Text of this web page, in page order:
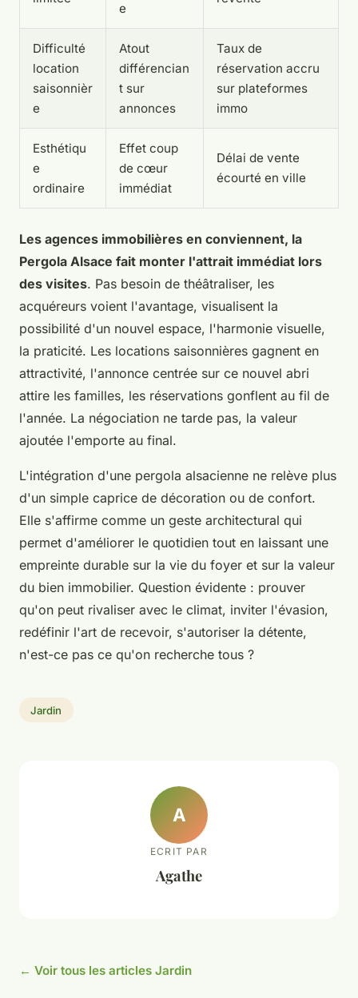
e
Difficulté
location
saisonnièr
e
Atout
différencian
t sur
annonces
Taux de
réservation accru
sur plateformes
immo
Esthétiqu
e
ordinaire
Effet coup
de cœur
immédiat
Délai de vente
écourté en ville
Les agences immobilières en conviennent, la
Pergola Alsace fait monter l'attrait immédiat lors
des visites. Pas besoin de théâtraliser, les
acquéreurs voient l'avantage, visualisent la
possibilité d'un nouvel espace, l'harmonie visuelle,
la praticité. Les locations saisonnières gagnent en
attractivité, l'annonce centrée sur ce nouvel abri
attire les familles, les réservations gonflent au fil de
l'année. La négociation ne tarde pas, la valeur
ajoutée l'emporte au final.
L'intégration d'une pergola alsacienne ne relève plus
d'un simple caprice de décoration ou de confort.
Elle s'affirme comme un geste architectural qui
permet d'améliorer le quotidien tout en laissant une
empreinte durable sur la vie du foyer et sur la valeur
du bien immobilier. Question évidente : prouver
qu'on peut rivaliser avec le climat, inviter l'évasion,
redéfinir l'art de recevoir, s'autoriser la détente,
n'est-ce pas ce qu'on recherche tous ?
Jardin
A
ECRIT PAR
Agathe
← Voir tous les articles Jardin